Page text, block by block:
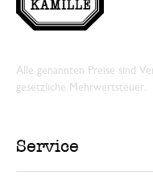
Alle genannten Preise sind
gesetzliche Mehrwertsteuer.
Service